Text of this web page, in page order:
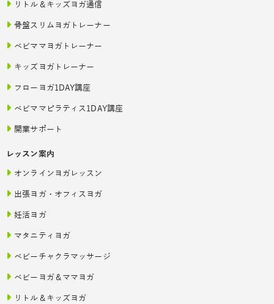
リトル＆キッズヨガ通信
骨盤スリムヨガトレーナー
ベビママヨガトレーナー
キッズヨガトレーナー
フローヨガ1DAY講座
ベビママピラティス1DAY講座
開業サポート
レッスン案内
オンラインヨガレッスン
出張ヨガ・オフィスヨガ
妊活ヨガ
マタニティヨガ
ベビーチャクラマッサージ
ベビーヨガ＆ママヨガ
リトル＆キッズヨガ